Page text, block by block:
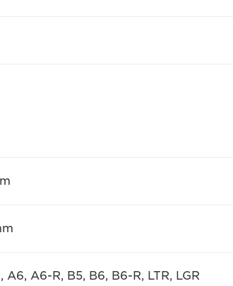
A6, A6-R, B5, B6, B6-R, LTR, LGR